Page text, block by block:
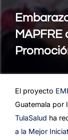
El proyecto
Guatemala por
TulaSalud ha
a la Mejor